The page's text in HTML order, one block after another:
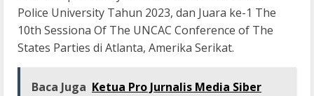
Police University Tahun 2023, dan Juara ke-1 The
10th Sessiona Of The UNCAC Conference of The
States Parties di Atlanta, Amerika Serikat.
Baca Juga Ketua Pro Jurnalis Media Siber